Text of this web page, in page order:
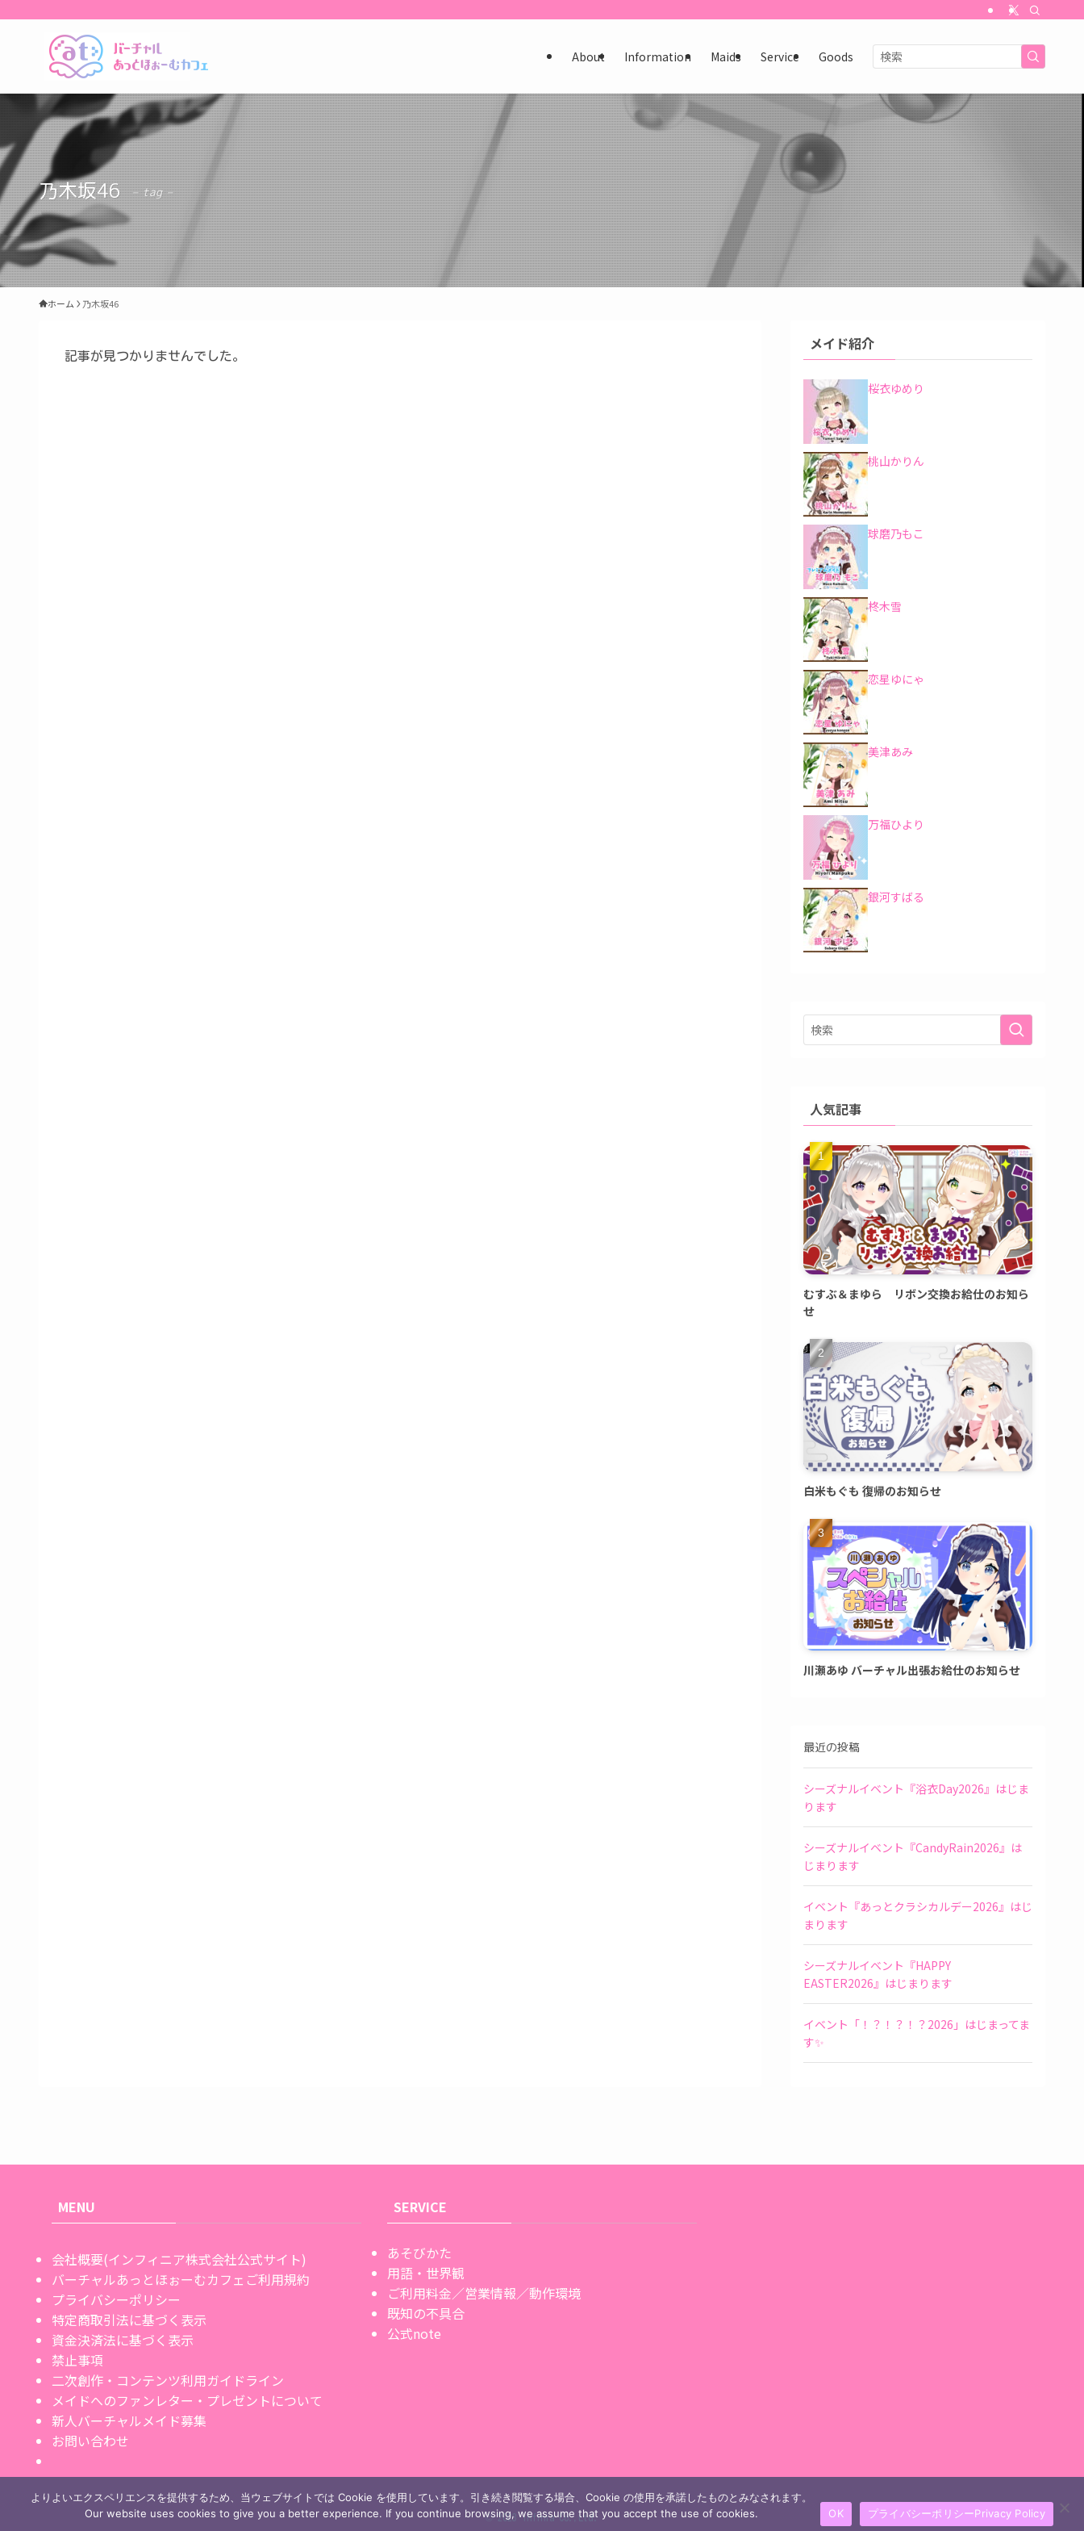
About Information Maids Service Goods
乃木坂46 – tag –
ホーム 乃木坂46
記事が見つかりませんでした。
メイド紹介
桜衣ゆめり
桃山かりん
球磨乃もこ
柊木雪
恋星ゆにゃ
美津あみ
万福ひより
銀河すばる
人気記事
むすぶ＆まゆら リボン交換お給仕のお知ら
せ
白米もぐも 復帰のお知らせ
川瀬あゆ バーチャル出張お給仕のお知らせ
最近の投稿
シーズナルイベント『浴衣Day2026』はじま
ります
シーズナルイベント『CandyRain2026』は
じまります
イベント『あっとクラシカルデー2026』はじ
まります
シーズナルイベント『HAPPY
EASTER2026』はじまります
イベント「！？！？！？2026」はじまってま
す✨
MENU
会社概要(インフィニア株式会社公式サイト)
バーチャルあっとほぉーむカフェご利用規約
プライバシーポリシー
特定商取引法に基づく表示
資金決済法に基づく表示
禁止事項
二次創作・コンテンツ利用ガイドライン
メイドへのファンレター・プレゼントについて
新人バーチャルメイド募集
お問い合わせ
SERVICE
あそびかた
用語・世界観
ご利用料金／営業情報／動作環境
既知の不具合
公式note
©2023 Infinia Co.,Ltd.
よりよいエクスペリエンスを提供するため、当ウェブサイトでは Cookie を使用しています。引き続き閲覧する場合、Cookie の使用を承諾したものとみなされます。
Our website uses cookies to give you a better experience. If you continue browsing, we assume that you accept the use of cookies.
OK プライバシーポリシーPrivacy Policy